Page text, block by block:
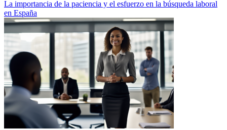
La importancia de la paciencia y el esfuerzo en la búsqueda laboral
en España